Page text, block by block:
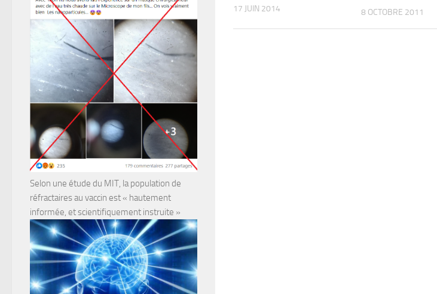
17 JUIN 2014 8 OCTOBRE 2011
Selon une étude du MIT, la population de
réfractaires au vaccin est « hautement
informée, et scientifiquement instruite »